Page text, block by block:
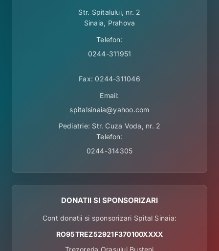
Str. Spitalului, nr. 2
Sinaia, Prahova
Telefon:
0244-311951
Fax: 0244-311046
Email:
spitalsinaia@yahoo.com
Pediatrie: Str. Cuza Voda, nr. 2
Telefon:
0244-314305
DONATII SI SPONSORIZARI
Cont donatii si sponsorizari Spital Sinaia:
RO95TREZ52921F370100XXXX